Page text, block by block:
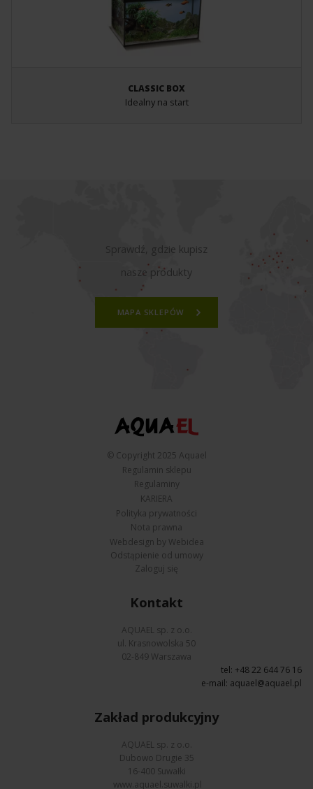
CLASSIC BOX
Idealny na start
Sprawdź, gdzie kupisz
nasze produkty
MAPA SKLEPÓW
© Copyright 2025 Aquael
Regulamin sklepu
Regulaminy
KARIERA
Polityka prywatności
Nota prawna
Webdesign by Webidea
Odstąpienie od umowy
Zaloguj się
Kontakt
AQUAEL sp. z o.o.
ul. Krasnowolska 50
02-849 Warszawa
tel: +48 22 644 76 16
e-mail: aquael@aquael.pl
Zakład produkcyjny
AQUAEL sp. z o.o.
Dubowo Drugie 35
16-400 Suwałki
www.aquael.suwalki.pl